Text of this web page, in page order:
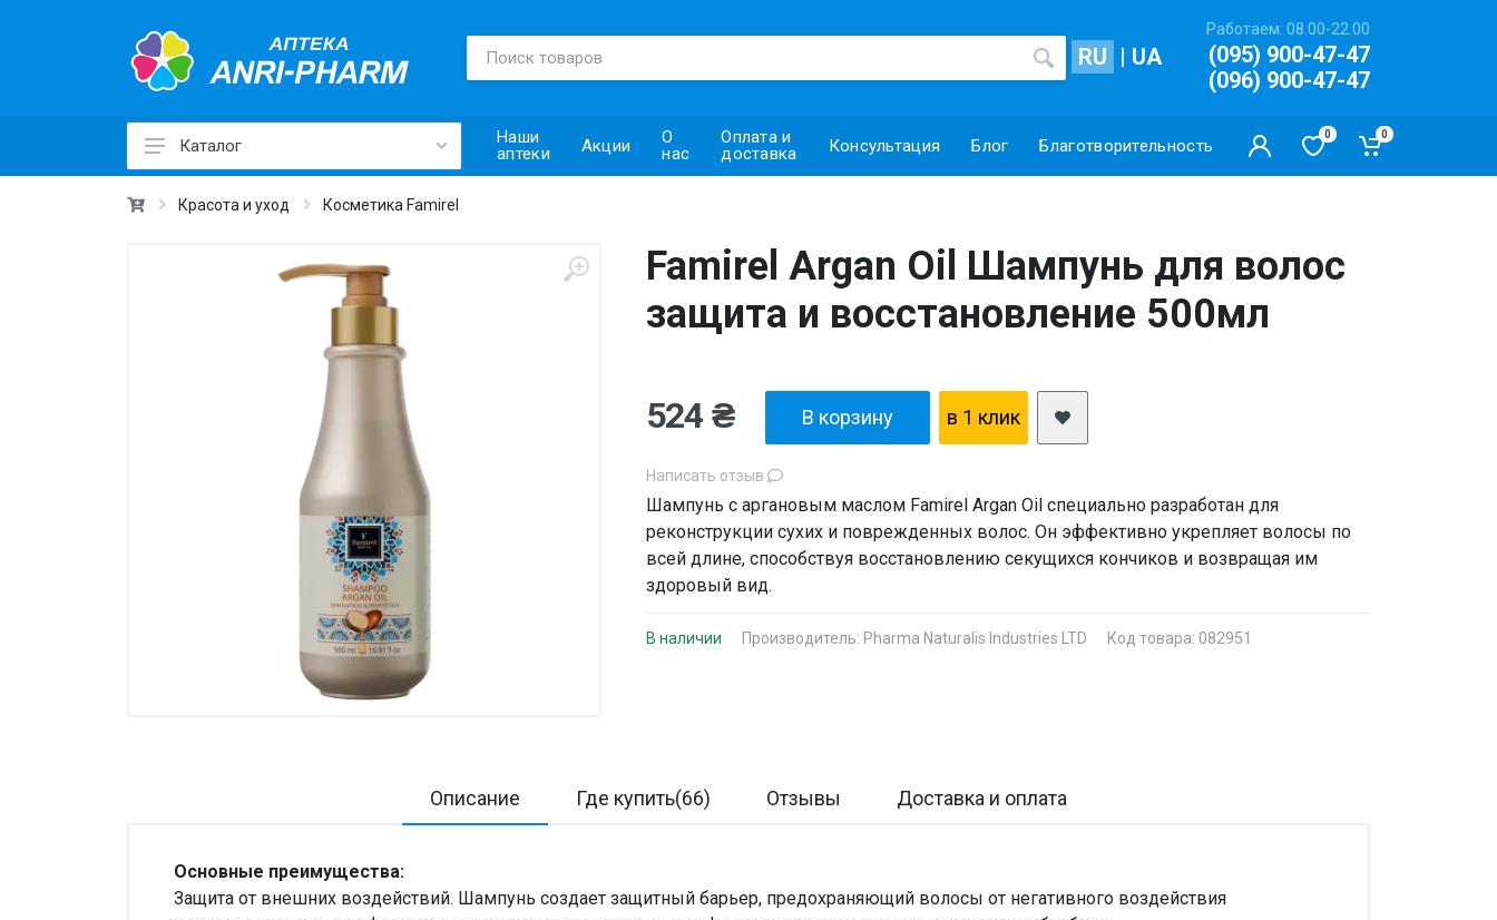
RU | UA
Работаем: 08.00-22.00
(095) 900-47-47
(096) 900-47-47
Каталог
Лекарственные средства ›
Медицинские товары и техника ›
Косметика CODERMA KIDS
Наши
аптеки
Акции
О
нас
Оплата и
доставка
Консультация Блог Благотворительность
0 0
Красота и уход Косметика Famirel
Famirel Argan Oil Шампунь для волос
защита и восстановление 500мл
Написать отзыв
Шампунь с аргановым маслом Famirel Argan Oil специально разработан для
реконструкции сухих и поврежденных волос. Он эффективно укрепляет волосы по
всей длине, способствуя восстановлению секущихся кончиков и возвращая им
здоровый вид.
В наличии Производитель: Pharma Naturalis Industries LTD Код товара: 082951
524 ₴ В корзину в 1 клик
Описание Где купить(66) Отзывы Доставка и оплата
Основные преимущества:
Защита от внешних воздействий. Шампунь создает защитный барьер, предохраняющий волосы от негативного воздействия